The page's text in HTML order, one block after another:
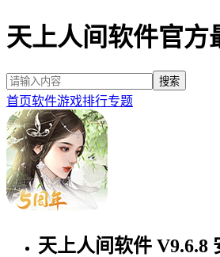
天上人间软件官方
首页软件游戏排行专题
天上人间软件 V9.6.8